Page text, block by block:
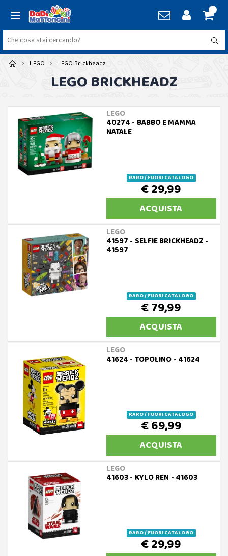
LEGO LEGO Brickheadz
LEGO BRICKHEADZ
LEGO
40274 - BABBO E MAMMA
NATALE
RARO / FUORI CATALOGO
€ 29,99
ACQUISTA
LEGO
41597 - SELFIE BRICKHEADZ -
41597
RARO / FUORI CATALOGO
€ 79,99
ACQUISTA
LEGO
41624 - TOPOLINO - 41624
RARO / FUORI CATALOGO
€ 69,99
ACQUISTA
LEGO
41603 - KYLO REN - 41603
RARO / FUORI CATALOGO
€ 29,99